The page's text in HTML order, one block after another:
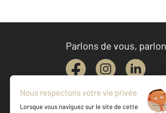
Parlons de vous,